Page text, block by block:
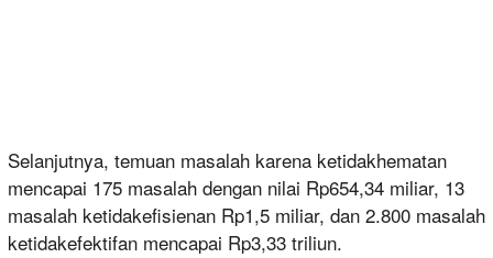
Selanjutnya, temuan masalah karena ketidakhematan
mencapai 175 masalah dengan nilai Rp654,34 miliar, 13
masalah ketidakefisienan Rp1,5 miliar, dan 2.800 masalah
ketidakefektifan mencapai Rp3,33 triliun.